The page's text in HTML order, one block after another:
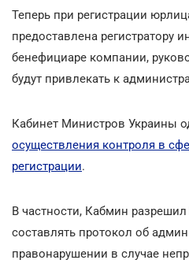
Теперь при регистрации
предоставлена регистратору
бенефициаре компании,
будут привлекать к
Кабинет Министров Украины
осуществления контроля в
регистрации.
В частности, Кабмин
составлять протокол об
правонарушении в случае